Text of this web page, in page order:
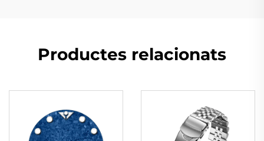
Productes relacionats